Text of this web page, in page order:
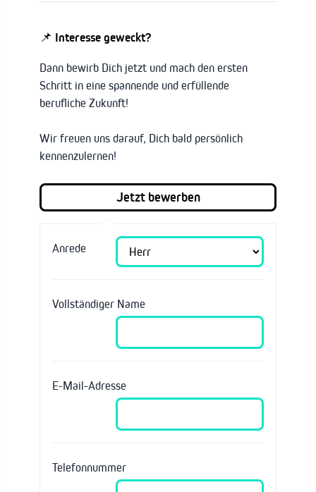
📌 Interesse geweckt?
Dann bewirb Dich jetzt und mach den ersten
Schritt in eine spannende und erfüllende
berufliche Zukunft!
Wir freuen uns darauf, Dich bald persönlich
kennenzulernen!
Anrede
Vollständiger Name
E-Mail-Adresse
Telefonnummer